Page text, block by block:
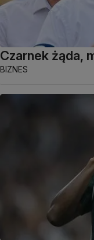
Czarnek żąda,
BIZNES